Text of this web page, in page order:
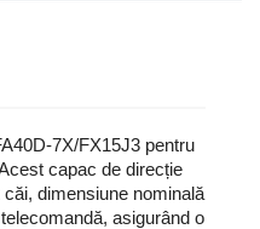
7X/FX15J3 pentru
capac de direcție
dimensiune nominală
asigurând o